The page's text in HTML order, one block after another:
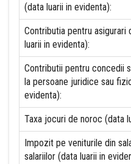
(data luarii in evidenta):
Contributia pentru asigurari
luarii in evidenta):
Contributii pentru concedii
la persoane juridice sau
evidenta):
Taxa jocuri de noroc (data
Impozit pe veniturile din
salariilor (data luarii in